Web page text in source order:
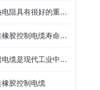
带温变防爆热电阻具有很好的重现性和稳定性
控制与延长硅橡胶控制电缆寿命的方法
热电偶用补偿电缆是现代工业中非常重要的测量设备
胶控制电缆